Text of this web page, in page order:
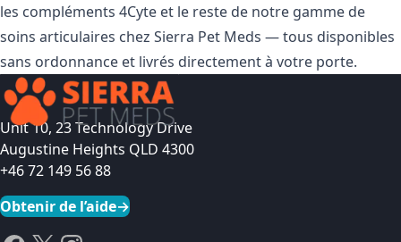
les compléments 4Cyte et le reste de notre gamme de
soins articulaires chez Sierra Pet Meds — tous disponibles
sans ordonnance et livrés directement à votre porte.
Unit 10, 23 Technology Drive
Augustine Heights QLD 4300
+46 72 149 56 88
Obtenir de l’aide→